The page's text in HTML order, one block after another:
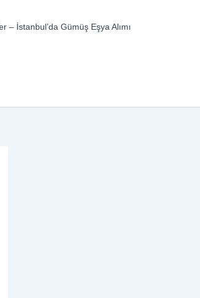
– İstanbul’da Gümüş Eşya Alımı